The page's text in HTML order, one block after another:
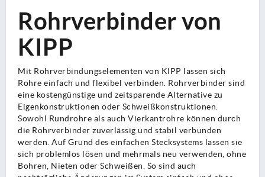
Rohrverbinder von
KIPP
Mit Rohrverbindungselementen von KIPP lassen sich
Rohre einfach und flexibel verbinden. Rohrverbinder sind
eine kostengünstige und zeitsparende Alternative zu
Eigenkonstruktionen oder Schweißkonstruktionen.
Sowohl Rundrohre als auch Vierkantrohre können durch
die Rohrverbinder zuverlässig und stabil verbunden
werden. Auf Grund des einfachen Stecksystems lassen sie
sich problemlos lösen und mehrmals neu verwenden, ohne
Bohren, Nieten oder Schweißen. So sind auch